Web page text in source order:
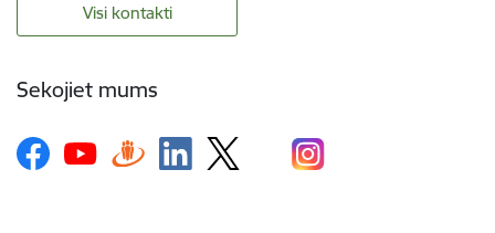
Visi kontakti
Sekojiet mums